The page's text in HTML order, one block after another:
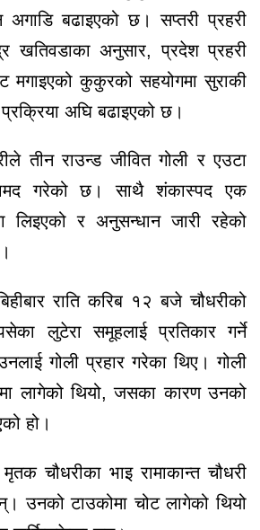
अगाडि बढाइएको छ। सप्तरी प्रहरी
खतिवडाका अनुसार, प्रदेश प्रहरी
मगाइएको कुकुरको सहयोगमा सुराकी
अघि बढाइएको छ।
तीन राउन्ड जीवित गोली र एउटा
गरेको छ। साथै शंकास्पद एक
लिइएको र अनुसन्धान जारी रहेको
राति करिब १२ बजे चौधरीको
लुटेरा समूहलाई प्रतिकार गर्ने
गोली प्रहार गरेका थिए। गोली
लागेको थियो, जसका कारण उनको
हो।
चौधरीका भाइ रामाकान्त चौधरी
उनको टाउकोमा चोट लागेको थियो